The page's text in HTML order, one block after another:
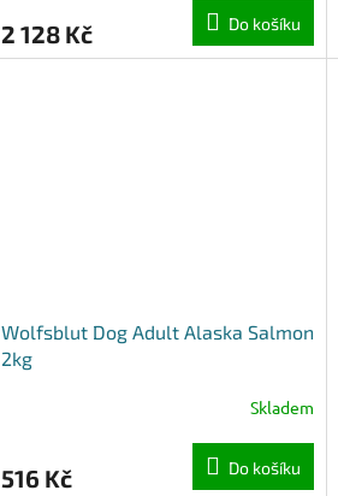
2 128 Kč Do košíku
Wolfsblut Dog Adult Alaska Salmon
2kg
Skladem
516 Kč Do košíku